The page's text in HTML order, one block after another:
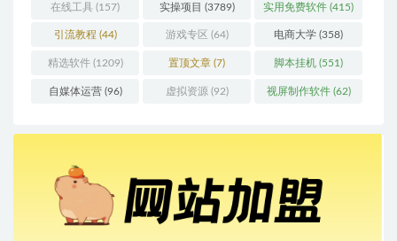
在线工具 (157) 实操项目 (3789) 实用免费软件 (415)
引流教程 (44) 游戏专区 (64) 电商大学 (358)
精选软件(1209) 置顶文章 (7) 脚本挂机 (551)
自媒体运营(96) 虚拟资源 (92) 视屏制作软件(62)